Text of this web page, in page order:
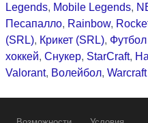
Legends, Mobile Legends,
Песапалло, Rainbow,
(SRL), Крикет (SRL),
хоккей, Снукер, StarCraft,
Valorant, Волейбол, Warcraft